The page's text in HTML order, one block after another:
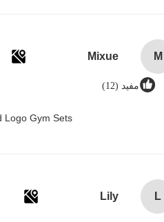
M
Mixue
مفيد (12)
Logo Gym Sets
L
Lily